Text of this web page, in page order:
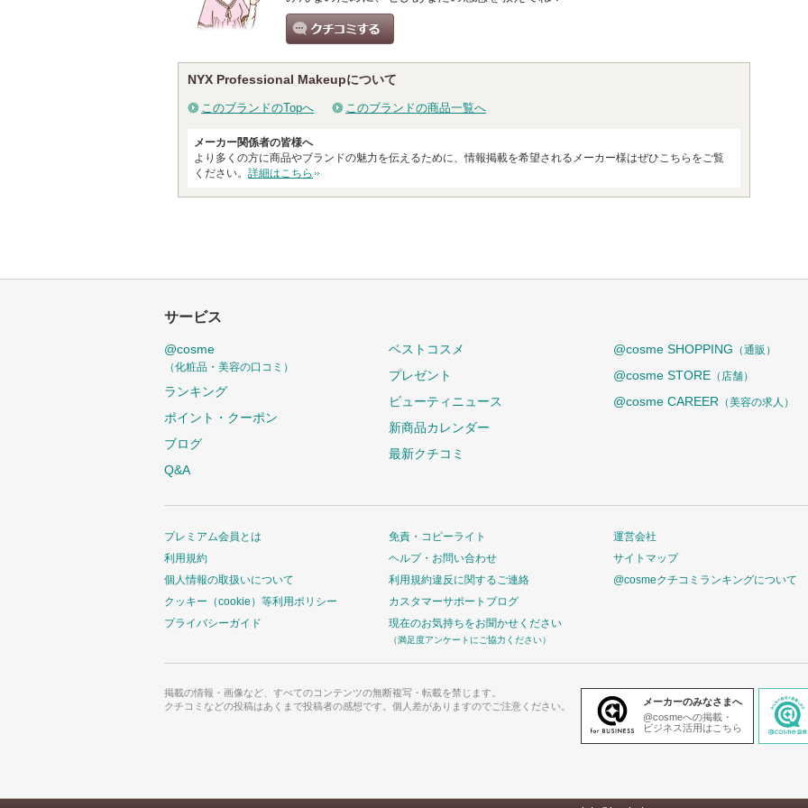
NYX Professional Makeupについて
このブランドのTopへ このブランドの商品一覧へ
メーカー関係者の皆様へ
より多くの方に商品やブランドの魅力を伝えるために、情報掲載を希望されるメーカー様はぜひこちらをご覧
ください。 詳細はこちら
サービス
@cosme
（化粧品・美容の口コミ）
ランキング
ポイント・クーポン
ブログ
Q&A
ベストコスメ
プレゼント
ビューティニュース
新商品カレンダー
最新クチコミ
@cosme SHOPPING （通販）
@cosme STORE （店舗）
@cosme CAREER （美容の求人）
プレミアム会員とは
利用規約
個人情報の取扱いについて
クッキー（cookie）等利用ポリシー
プライバシーガイド
免責・コピーライト
ヘルプ・お問い合わせ
利用規約違反に関するご連絡
カスタマーサポートブログ
現在のお気持ちをお聞かせください
（満足度アンケートにご協力ください）
運営会社
サイトマップ
@cosmeクチコミランキングについて
掲載の情報・画像など、すべてのコンテンツの無断複写・転載を禁じます。
クチコミなどの投稿はあくまで投稿者の感想です。個人差がありますのでご注意ください。
メーカーのみなさまへ
@cosmeへの掲載・
ビジネス活用はこちら